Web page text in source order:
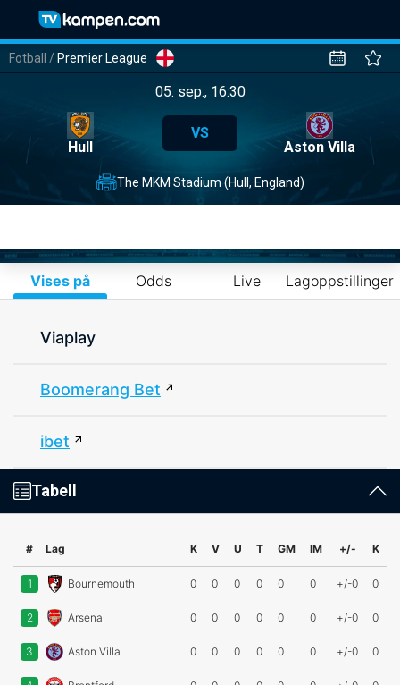
Fotball / Premier League
05. sep., 16:30
Hull
VS
Aston Villa
The MKM Stadium (Hull, England)
Vises på Odds Live Lagoppstillinger
Viaplay
Boomerang Bet
ibet
Tabell
# Lag K V U T GM IM +/- K
1 Bournemouth 0 0 0 0 0 0 +/-0 0
2 Arsenal 0 0 0 0 0 0 +/-0 0
3 Aston Villa 0 0 0 0 0 0 +/-0 0